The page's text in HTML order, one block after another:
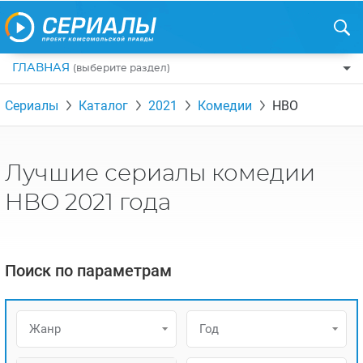
ГЛАВНАЯ (выберите раздел)
ПО ЖАНРАМ
КОМЕДИИ
УЖАСЫ
ФЭНТЕЗИ
ДЕТЕКТИВЫ
КРИМИНАЛ
ТУРЦИЯ
КАНАДА
РЕЦЕНЗИИ
НА ВЫХОДНЫЕ
АЗИАТСКИЕ СЕРИАЛЫ
ИНТЕРВЬЮ
Сериалы Каталог 2021 Комедии HBO
Лучшие сериалы комедии
HBO 2021 года
Поиск по параметрам
Жанр Год